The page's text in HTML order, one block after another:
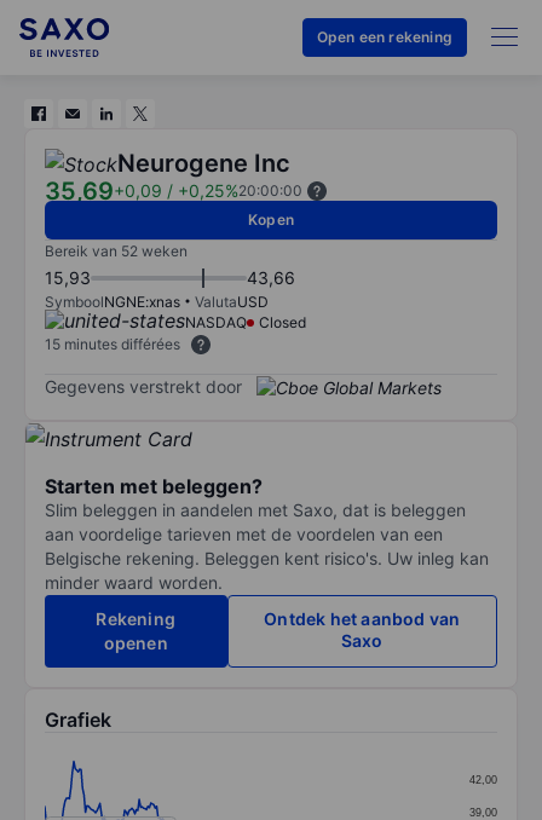
Open een rekening
Neurogene Inc
35,69+0,09 / +0,25%20:00:00
Kopen
Bereik van 52 weken
15,93 43,66
SymboolNGNE:xnas ValutaUSD
NASDAQ
Closed
15 minutes différées
Gegevens verstrekt door
Starten met beleggen?
Slim beleggen in aandelen met Saxo, dat is beleggen
aan voordelige tarieven met de voordelen van een
Belgische rekening. Beleggen kent risico's. Uw inleg kan
minder waard worden.
Rekening
openen
Ontdek het aanbod van
Saxo
Grafiek
Line chart with 289 data points.
39,00
42,00